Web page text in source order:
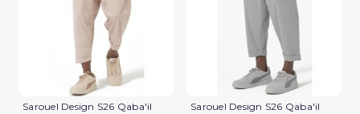
Sarouel Design S26 Qaba'il Sarouel Design S26 Qaba'il